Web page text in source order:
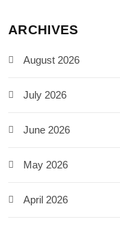
ARCHIVES
August 2026
July 2026
June 2026
May 2026
April 2026